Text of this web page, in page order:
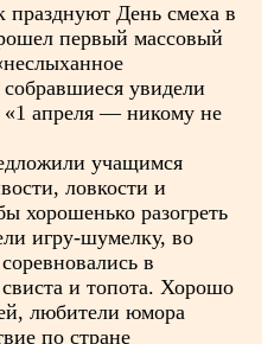
празднуют День смеха в
первый массовый
собравшиеся увидели
апреля — никому не
учащимся
ловкости и
хорошенько разогреть
игру-шумелку, во
в
и топота. Хорошо
любители юмора
по стране